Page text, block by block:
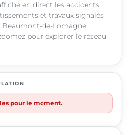
en direct les accidents,
et travaux signalés
Beaumont-de-Lomagne.
pour explorer le réseau
pour le moment.